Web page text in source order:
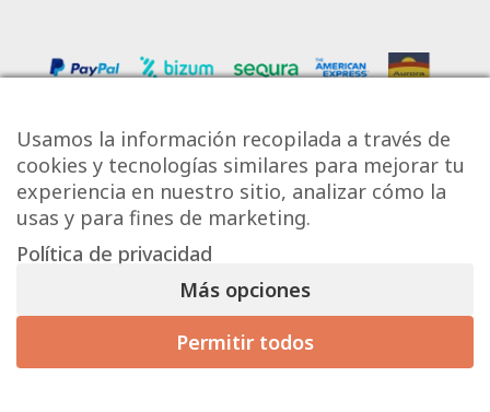
Copyright © Onlytiles S.L.
La Casa de los Azulejos ®
Diseño Web
Usamos la información recopilada a través de
cookies y tecnologías similares para mejorar tu
experiencia en nuestro sitio, analizar cómo la
usas y para fines de marketing.
Política de privacidad
Más opciones
Permitir todos